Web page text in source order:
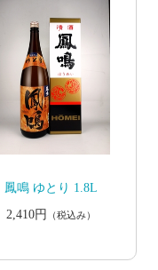
鳳鳴 ゆとり 1.8L
2,410円
（税込み）